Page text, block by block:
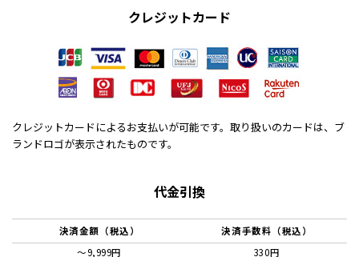
クレジットカード
クレジットカードによるお支払いが可能です。取り扱いのカードは、ブ
ランドロゴが表示されたものです。
代金引換
決済金額（税込）
決済手数料（税込）
～9,999円
330円